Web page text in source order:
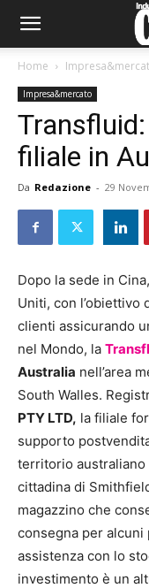
Home
Impresa&mercato
filiale in
Da Redazione - 29
Dopo la sede in
Uniti, con
clienti assicurando
nel Mondo, la
Australia nell’area
South Walles.
PTY LTD, la filiale
supporto
territorio australiano
cittadina di
magazzino che
consegna per
assistenza con lo
investimento è un